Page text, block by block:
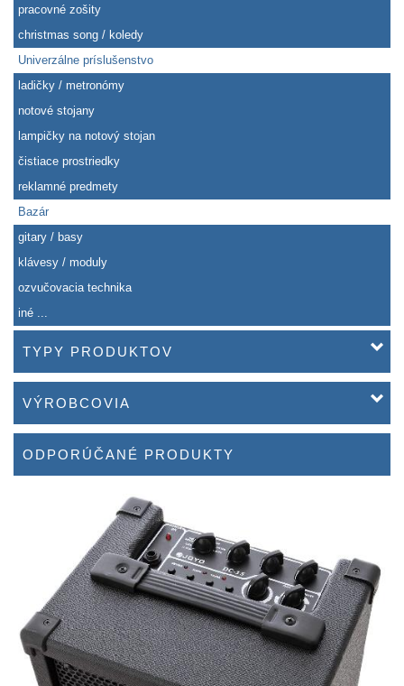
pracovné zošity
christmas song / koledy
Univerzálne príslušenstvo
ladičky / metronómy
notové stojany
lampičky na notový stojan
čistiace prostriedky
reklamné predmety
Bazár
gitary / basy
klávesy / moduly
ozvučovacia technika
iné ...
TYPY PRODUKTOV
VÝROBCOVIA
ODPORÚČANÉ PRODUKTY